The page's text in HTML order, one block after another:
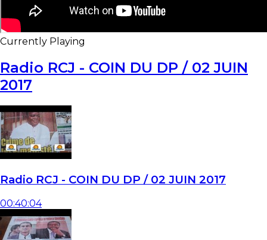
Currently Playing
Radio RCJ - COIN DU DP / 02 JUIN
2017
Radio RCJ - COIN DU DP / 02 JUIN 2017
00:40:04